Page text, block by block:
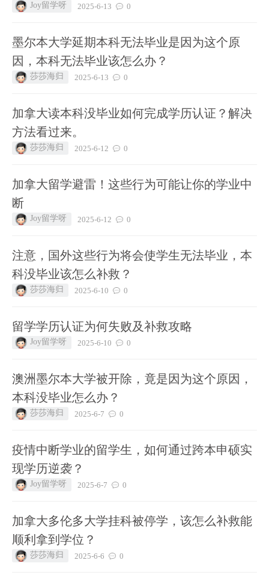
Joy留学呀 2025-6-13 0
墨尔本大学延期本科无法毕业是因为这个原
因，本科无法毕业该怎么办？
莎莎海归 2025-6-13 0
加拿大读本科没毕业如何完成学历认证？解决
方法看过来。
莎莎海归 2025-6-12 0
加拿大留学避雷！这些行为可能让你的学业中
断
Joy留学呀 2025-6-12 0
注意，国外这些行为将会使学生无法毕业，本
科没毕业该怎么补救？
莎莎海归 2025-6-10 0
留学学历认证为何失败及补救攻略
Joy留学呀 2025-6-10 0
澳洲墨尔本大学被开除，竟是因为这个原因，
本科没毕业怎么办？
莎莎海归 2025-6-7 0
疫情中断学业的留学生，如何通过跨本申硕实
现学历逆袭？
Joy留学呀 2025-6-7 0
加拿大多伦多大学挂科被停学，该怎么补救能
顺利拿到学位？
莎莎海归 2025-6-6 0